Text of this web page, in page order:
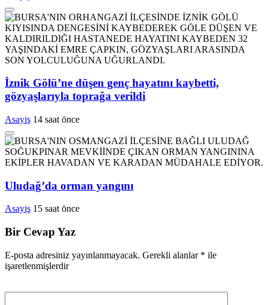
İznik Gölü’ne düşen genç hayatını kaybetti,
gözyaşlarıyla toprağa verildi
Asayiş 14 saat önce
Uludağ’da orman yangını
Asayiş 15 saat önce
Bir Cevap Yaz
E-posta adresiniz yayınlanmayacak. Gerekli alanlar * ile
işaretlenmişlerdir